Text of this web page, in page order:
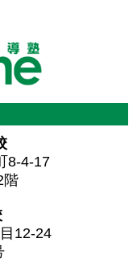
8-4-17
階
12-24